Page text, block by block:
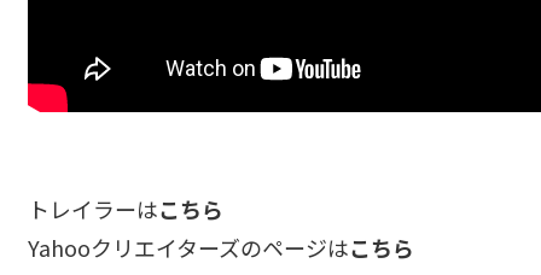
ABOUT→
_03 AWARDS
トレイラーはこちら
Yahooクリエイターズのページはこちら